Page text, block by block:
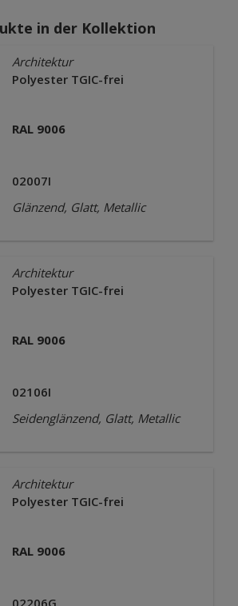
in der Kollektion
Architektur
Polyester TGIC-frei
RAL 9006
02007I
Glänzend, Glatt, Metallic
Architektur
Polyester TGIC-frei
RAL 9006
02106I
Seidenglänzend, Glatt, Metallic
Architektur
Polyester TGIC-frei
RAL 9006